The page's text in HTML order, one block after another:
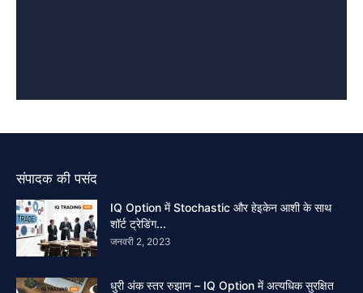
संपादक की पसंद
IQ Option में Stochastic और हेइकेन आशी के साथ
शॉर्ट ट्रेडिंग...
जनवरी 2, 2023
धुरी अंक स्तर रुझान – IQ Option में अत्यधिक सुरक्षित